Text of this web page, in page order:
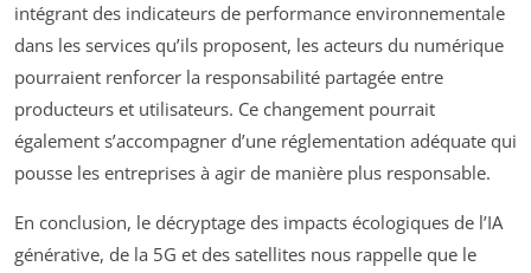
intégrant des indicateurs de performance environnementale
dans les services qu’ils proposent, les acteurs du numérique
pourraient renforcer la responsabilité partagée entre
producteurs et utilisateurs. Ce changement pourrait
également s’accompagner d’une réglementation adéquate qui
pousse les entreprises à agir de manière plus responsable.
En conclusion, le décryptage des impacts écologiques de l’IA
générative, de la 5G et des satellites nous rappelle que le